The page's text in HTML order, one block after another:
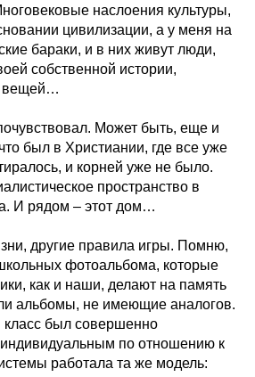
наслоения культуры,
цивилизации, а у меня на
бараки, и в них живут люди,
собственной истории,
вещей…
Может быть, еще и
был в Христиании, где все уже
и корней уже не было.
пространство в
И рядом – этот дом…
другие правила игры. Помню,
фотоальбома, которые
как и наши, делают на память
альбомы, не имеющие аналогов.
был совершенно
по отношению к
работала та же модель: